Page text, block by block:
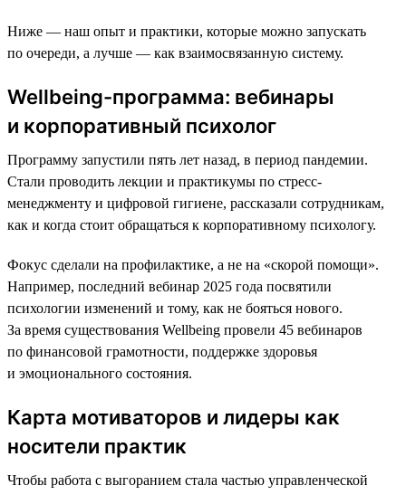
Ниже — наш опыт и практики, которые можно запускать
по очереди, а лучше — как взаимосвязанную систему.
Wellbeing-программа: вебинары
и корпоративный психолог
Программу запустили пять лет назад, в период пандемии.
Стали проводить лекции и практикумы по стресс-
менеджменту и цифровой гигиене, рассказали сотрудникам,
как и когда стоит обращаться к корпоративному психологу.
Фокус сделали на профилактике, а не на «скорой помощи».
Например, последний вебинар 2025 года посвятили
психологии изменений и тому, как не бояться нового.
За время существования Wellbeing провели 45 вебинаров
по финансовой грамотности, поддержке здоровья
и эмоционального состояния.
Карта мотиваторов и лидеры как
носители практик
Чтобы работа с выгоранием стала частью управленческой